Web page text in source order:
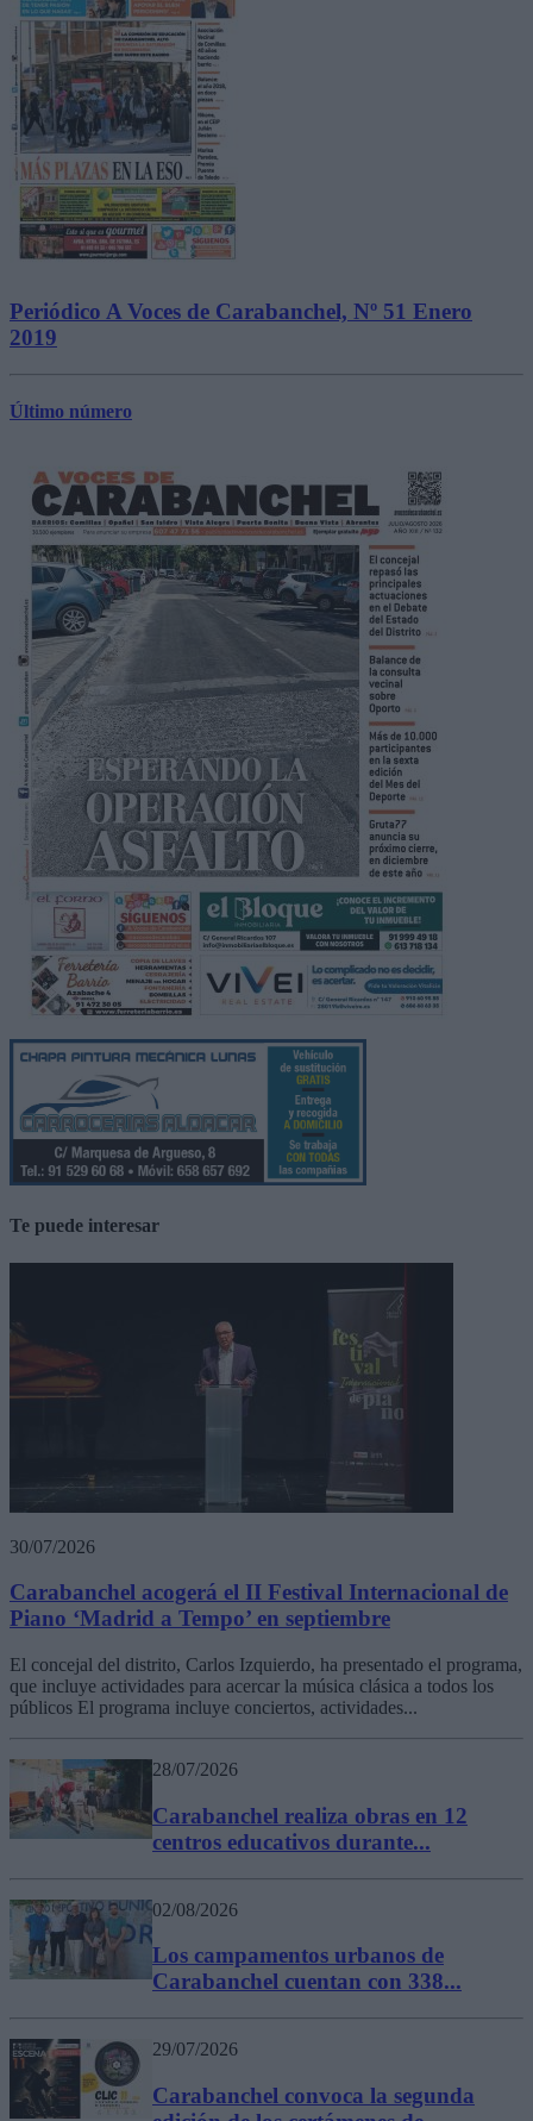
Periódico A Voces de Carabanchel, Nº 51 Enero
2019
Último número
Te puede interesar
30/07/2026
Carabanchel acogerá el II Festival Internacional de
Piano ‘Madrid a Tempo’ en septiembre
El concejal del distrito, Carlos Izquierdo, ha presentado el programa,
que incluye actividades para acercar la música clásica a todos los
públicos El programa incluye conciertos, actividades...
28/07/2026
Carabanchel realiza obras en 12
centros educativos durante...
02/08/2026
Los campamentos urbanos de
Carabanchel cuentan con 338...
29/07/2026
Carabanchel convoca la segunda